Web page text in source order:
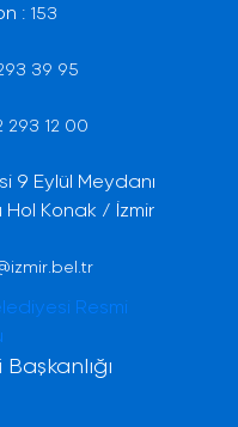
: 153
39 95
293 12 00
9 Eylül Meydanı
Hol Konak / İzmir